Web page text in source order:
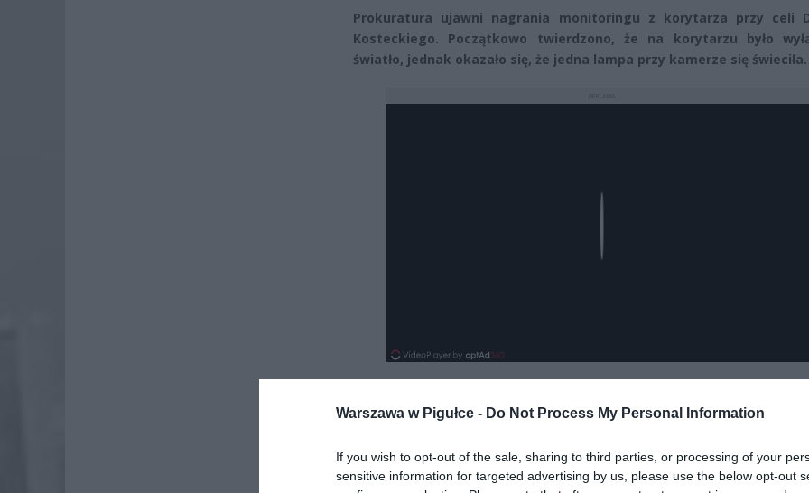
Warszawa w Pigułce - Do Not Process My Personal Information
If you wish to opt-out of the sale, sharing to third parties, or processing of your
sensitive information for targeted advertising by us, please use the below opt-out
Prokuratura ujawni nagrania monitoringu z korytarza przy celi
Kosteckiego. Początkowo twierdzono, że na korytarzu było
światło, jednak okazało się, że jedna lampa przy kamerze się świeciła.